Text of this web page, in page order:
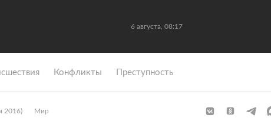
6 августа, 08:17
Конфликты Преступность
2016) Мир